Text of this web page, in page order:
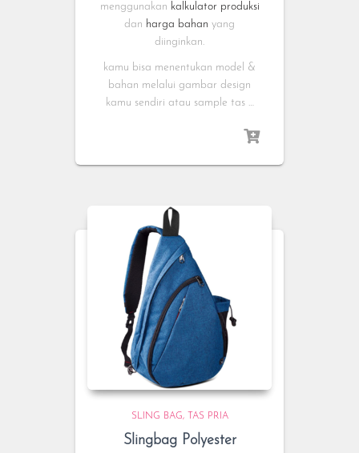
menggunakan kalkulator produksi
dan harga bahan yang
diinginkan.
kamu bisa menentukan model &
bahan melalui gambar design
kamu sendiri atau sample tas …
SLING BAG TAS PRIA
Slingbag Polyester